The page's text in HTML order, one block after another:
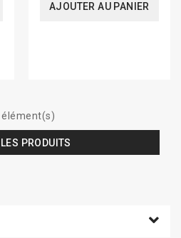
AJOUTER AU PANIER
PRODUITS